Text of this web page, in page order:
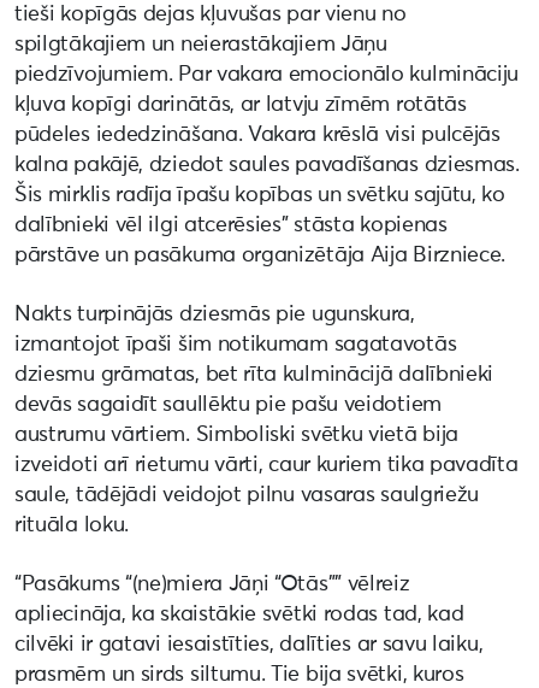
tieši kopīgās dejas kļuvušas par vienu no
spilgtākajiem un neierastākajiem Jāņu
piedzīvojumiem. Par vakara emocionālo kulmināciju
kļuva kopīgi darinātās, ar latvju zīmēm rotātās
pūdeles iededzināšana. Vakara krēslā visi pulcējās
kalna pakājē, dziedot saules pavadīšanas dziesmas.
Šis mirklis radīja īpašu kopības un svētku sajūtu, ko
dalībnieki vēl ilgi atcerēsies” stāsta kopienas
pārstāve un pasākuma organizētāja Aija Birzniece.
Nakts turpinājās dziesmās pie ugunskura,
izmantojot īpaši šim notikumam sagatavotās
dziesmu grāmatas, bet rīta kulminācijā dalībnieki
devās sagaidīt saullēktu pie pašu veidotiem
austrumu vārtiem. Simboliski svētku vietā bija
izveidoti arī rietumu vārti, caur kuriem tika pavadīta
saule, tādējādi veidojot pilnu vasaras saulgriežu
rituāla loku.
“Pasākums “(ne)miera Jāņi “Otās”” vēlreiz
apliecināja, ka skaistākie svētki rodas tad, kad
cilvēki ir gatavi iesaistīties, dalīties ar savu laiku,
prasmēm un sirds siltumu. Tie bija svētki, kuros